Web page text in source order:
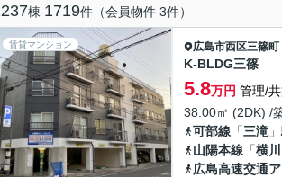
棟 1719件（会員物件 3件）
賃貸マンション 広島市西区三篠町
K-BLDG三篠
5.8万円 管理/
38.00㎡ (2DK) /
可部線 「三滝
山陽本線 「横川
広島高速交通